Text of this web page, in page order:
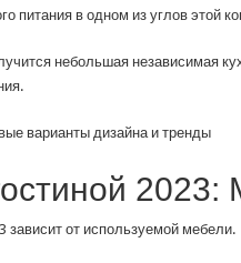
питания в одном из углов этой
небольшая независимая
2023:
зависит от используемой мебели.